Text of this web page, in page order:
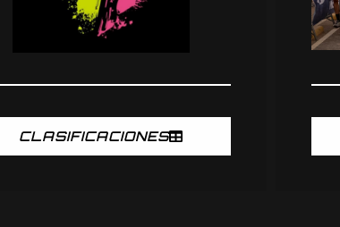
CLASIFICACIONES